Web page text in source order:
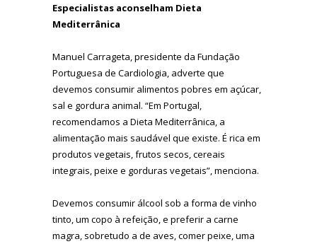
Especialistas aconselham Dieta
Mediterrânica
Manuel Carrageta, presidente da Fundação
Portuguesa de Cardiologia, adverte que
devemos consumir alimentos pobres em açúcar,
sal e gordura animal. “Em Portugal,
recomendamos a Dieta Mediterrânica, a
alimentação mais saudável que existe. É rica em
produtos vegetais, frutos secos, cereais
integrais, peixe e gorduras vegetais”, menciona.
Devemos consumir álcool sob a forma de vinho
tinto, um copo à refeição, e preferir a carne
magra, sobretudo a de aves, comer peixe, uma